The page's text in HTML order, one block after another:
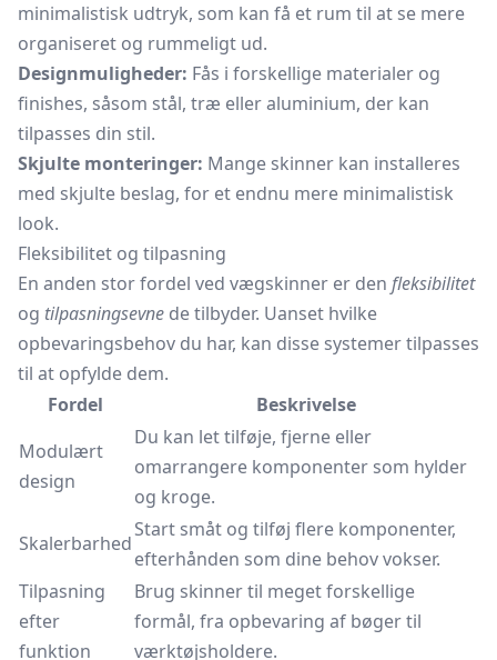
minimalistisk udtryk, som kan få et rum til at se mere
organiseret og rummeligt ud.
Designmuligheder: Fås i forskellige materialer og
finishes, såsom stål, træ eller aluminium, der kan
tilpasses din stil.
Skjulte monteringer: Mange skinner kan installeres
med skjulte beslag, for et endnu mere minimalistisk
look.
Fleksibilitet og tilpasning
En anden stor fordel ved vægskinner er den fleksibilitet
og tilpasningsevne de tilbyder. Uanset hvilke
opbevaringsbehov du har, kan disse systemer tilpasses
til at opfylde dem.
Fordel
Beskrivelse
Modulært
design
Du kan let tilføje, fjerne eller
omarrangere komponenter som hylder
og kroge.
Skalerbarhed
Start småt og tilføj flere komponenter,
efterhånden som dine behov vokser.
Tilpasning
efter
funktion
Brug skinner til meget forskellige
formål, fra opbevaring af bøger til
værktøjsholdere.